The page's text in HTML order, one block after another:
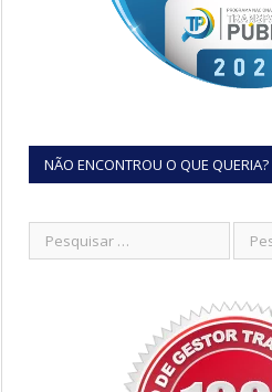
NÃO ENCONTROU O QUE QUERIA?